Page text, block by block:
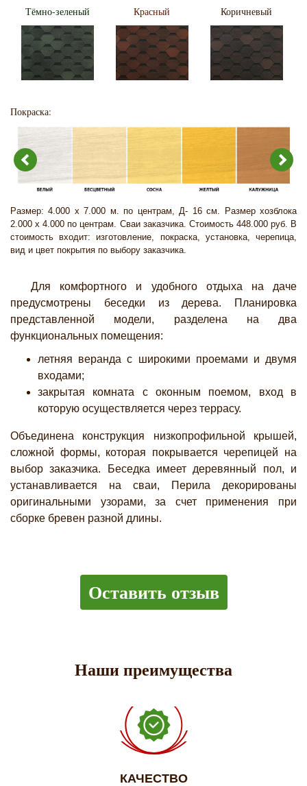
Тёмно-зеленый Красный Коричневый
Покраска:
Размер: 4.000 х 7.000 м. по центрам, Д- 16 см. Размер хозблока
2.000 х 4.000 по центрам. Сваи заказчика. Стоимость 448.000 руб. В
стоимость входит: изготовление, покраска, установка, черепица,
вид и цвет покрытия по выбору заказчика.
Для комфортного и удобного отдыха на даче
предусмотрены беседки из дерева. Планировка
представленной модели, разделена на два
функциональных помещения:
летняя веранда с широкими проемами и двумя
входами;
закрытая комната с оконным поемом, вход в
которую осуществляется через террасу.
Объединена конструкция низкопрофильной крышей,
сложной формы, которая покрывается черепицей на
выбор заказчика. Беседка имеет деревянный пол, и
устанавливается на сваи, Перила декорированы
оригинальными узорами, за счет применения при
сборке бревен разной длины.
Оставить отзыв
Наши преимущества
КАЧЕСТВО